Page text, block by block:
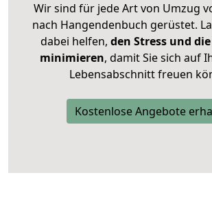
Wir sind für jede Art von Umzug
nach Hangendenbuch gerüstet.
dabei helfen, den Stress und
minimieren, damit Sie sich auf
Lebensabschnitt freuen
Kostenlose Angebote